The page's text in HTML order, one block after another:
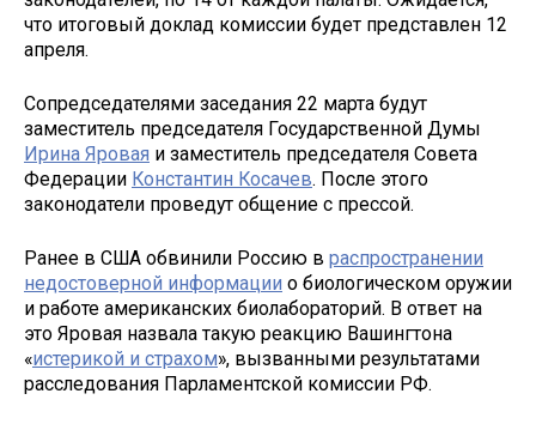
что итоговый доклад комиссии будет представлен 12
апреля.
Сопредседателями заседания 22 марта будут
заместитель председателя Государственной Думы
Ирина Яровая и заместитель председателя Совета
Федерации Константин Косачев. После этого
законодатели проведут общение с прессой.
Ранее в США обвинили Россию в распространении
недостоверной информации о биологическом оружии
и работе американских биолабораторий. В ответ на
это Яровая назвала такую реакцию Вашингтона
«истерикой и страхом», вызванными результатами
расследования Парламентской комиссии РФ.